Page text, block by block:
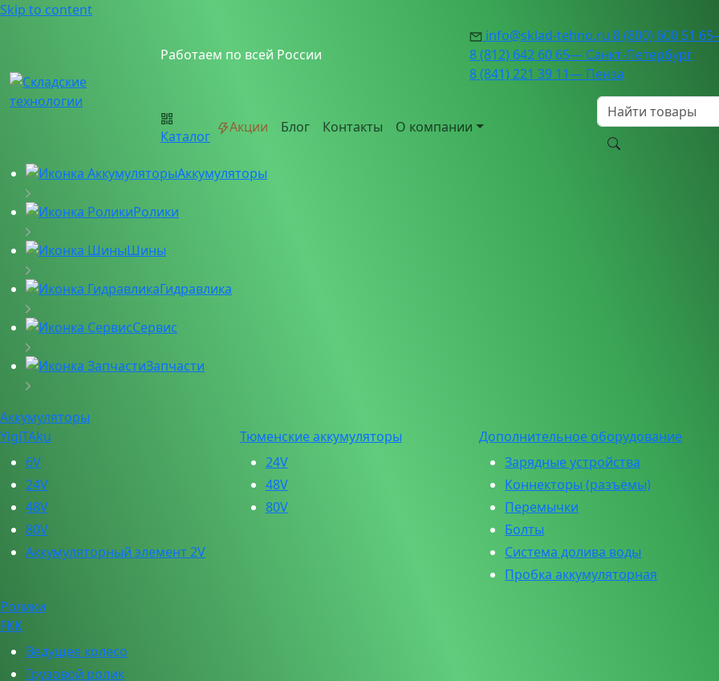
Skip to content
Работаем по всей России
info@sklad-tehno.ru8 (800) 600 51 65
8 (812) 642 60 65— Санкт-Петербург
8 (841) 221 39 11— Пенза
Каталог
Акции Блог Контакты О компании
Аккумуляторы
Ролики
Шины
Гидравлика
Сервис
Запчасти
Аккумуляторы
YigiTAku
6V
24V
48V
80V
Аккумуляторный элемент 2V
Тюменские аккумуляторы
24V
48V
80V
Дополнительное оборудование
Зарядные устройства
Коннекторы (разъёмы)
Перемычки
Болты
Система долива воды
Пробка аккумуляторная
Ролики
FKK
Ведущее колесо
Грузовой ролик